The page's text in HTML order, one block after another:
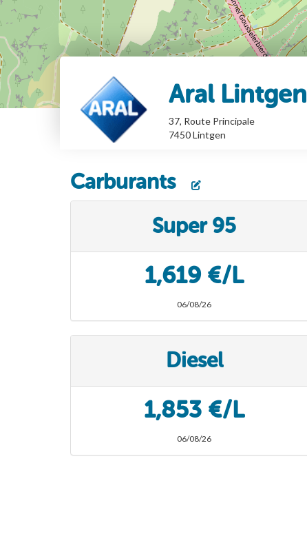
Aral Lintgen
37, Route Principale
7450 Lintgen
Carburants
Super 95
1,619 €/L
06/08/26
Diesel
1,853 €/L
06/08/26